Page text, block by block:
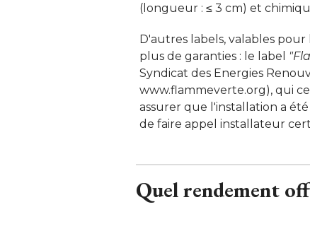
(longueur : ≤ 3 cm) et
D'autres labels, valables
plus de garanties : le label
Syndicat des Energies
www.flammeverte.org), qui
assurer que l'installation a
de faire appel installateur
Quel rendement